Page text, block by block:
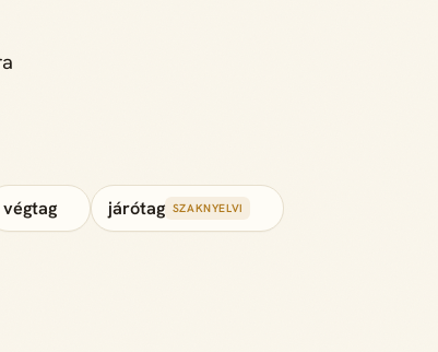
végtag járótag SZAKNYELVI